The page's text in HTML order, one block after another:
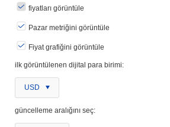
fiyatları görüntüle
Pazar metriğini görüntüle
Fiyat grafiğini görüntüle
ilk görüntülenen dijital para birimi:
USD
güncelleme aralığını seç: